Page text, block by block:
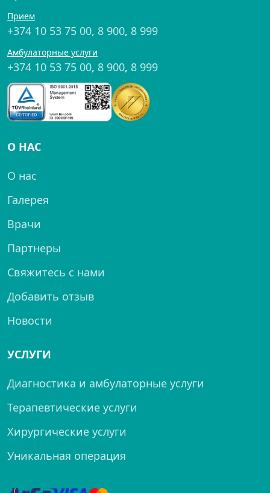
Прием
+374 10 53 75 00, 8 900, 8 999
Амбулаторные услуги
+374 10 53 75 00, 8 900, 8 999
О НАС
О нас
Галерея
Врачи
Партнеры
Свяжитесь с нами
Добавить отзыв
Новости
УСЛУГИ
Диагностика и амбулаторные услуги
Терапевтические услуги
Хирургические услуги
Уникальная операция